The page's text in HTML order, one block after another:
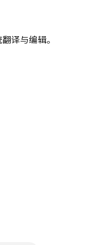
译与编辑。